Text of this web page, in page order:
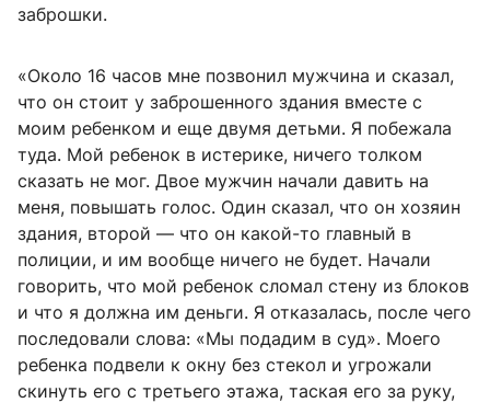
заброшки.
«Около 16 часов мне позвонил мужчина и сказал,
что он стоит у заброшенного здания вместе с
моим ребенком и еще двумя детьми. Я побежала
туда. Мой ребенок в истерике, ничего толком
сказать не мог. Двое мужчин начали давить на
меня, повышать голос. Один сказал, что он хозяин
здания, второй — что он какой-то главный в
полиции, и им вообще ничего не будет. Начали
говорить, что мой ребенок сломал стену из блоков
и что я должна им деньги. Я отказалась, после чего
последовали слова: «Мы подадим в суд». Моего
ребенка подвели к окну без стекол и угрожали
скинуть его с третьего этажа, таская его за руку,